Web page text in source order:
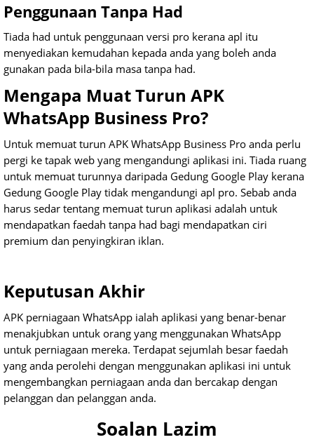
Penggunaan Tanpa Had
Tiada had untuk penggunaan versi pro kerana apl itu
menyediakan kemudahan kepada anda yang boleh anda
gunakan pada bila-bila masa tanpa had.
Mengapa Muat Turun APK
WhatsApp Business Pro?
Untuk memuat turun APK WhatsApp Business Pro anda perlu
pergi ke tapak web yang mengandungi aplikasi ini. Tiada ruang
untuk memuat turunnya daripada Gedung Google Play kerana
Gedung Google Play tidak mengandungi apl pro. Sebab anda
harus sedar tentang memuat turun aplikasi adalah untuk
mendapatkan faedah tanpa had bagi mendapatkan ciri
premium dan penyingkiran iklan.
Keputusan Akhir
APK perniagaan WhatsApp ialah aplikasi yang benar-benar
menakjubkan untuk orang yang menggunakan WhatsApp
untuk perniagaan mereka. Terdapat sejumlah besar faedah
yang anda perolehi dengan menggunakan aplikasi ini untuk
mengembangkan perniagaan anda dan bercakap dengan
pelanggan dan pelanggan anda.
Soalan Lazim